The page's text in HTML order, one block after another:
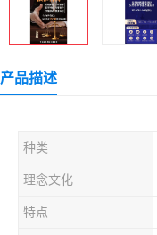
产品描述
种类
理念文化
特点